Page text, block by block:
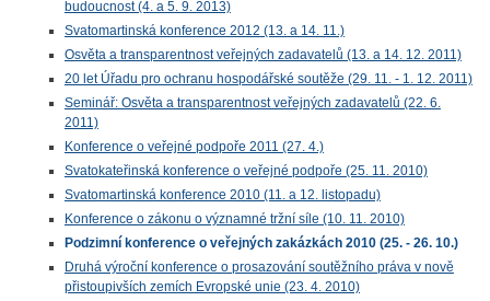
budoucnost (4. a 5. 9. 2013)
Svatomartinská konference 2012 (13. a 14. 11.)
Osvěta a transparentnost veřejných zadavatelů (13. a 14. 12. 2011)
20 let Úřadu pro ochranu hospodářské soutěže (29. 11. - 1. 12. 2011)
Seminář: Osvěta a transparentnost veřejných zadavatelů (22. 6.
2011)
Konference o veřejné podpoře 2011 (27. 4.)
Svatokateřinská konference o veřejné podpoře (25. 11. 2010)
Svatomartinská konference 2010 (11. a 12. listopadu)
Konference o zákonu o významné tržní síle (10. 11. 2010)
Podzimní konference o veřejných zakázkách 2010 (25. - 26. 10.)
Druhá výroční konference o prosazování soutěžního práva v nově
přistoupivších zemích Evropské unie (23. 4. 2010)